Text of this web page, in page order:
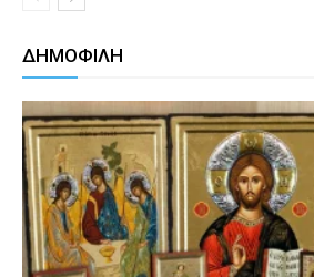
ΔΗΜΟΦΙΛΗ